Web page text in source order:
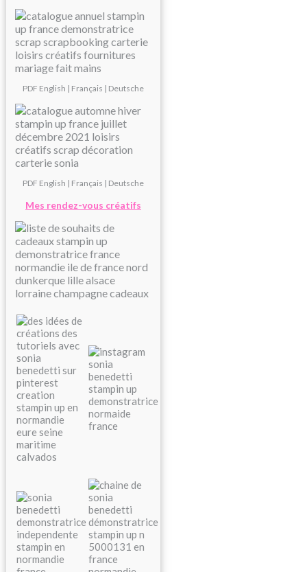
PDF English | Français | Deutsche
PDF English | Français | Deutsche
Mes rendez-vous créatifs